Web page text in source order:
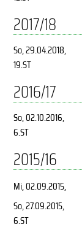
2017/18
So, 29.04.2018,
19.ST
2016/17
So, 02.10.2016,
6.ST
2015/16
Mi, 02.09.2015,
So, 27.09.2015,
6.ST